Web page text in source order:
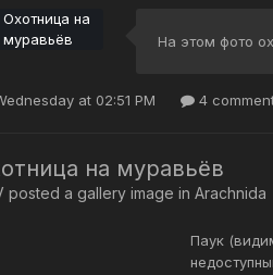
На этом фото
at 02:51 PM 4
на муравьёв
posted a gallery image in Arachnida
Паук